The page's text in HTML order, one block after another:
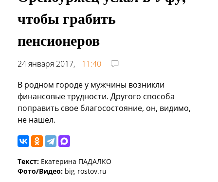
чтобы грабить
пенсионеров
24 января 2017,
11:40
В родном городе у мужчины возникли
финансовые трудности. Другого способа
поправить свое благосостояние, он, видимо,
не нашел.
Текст: Екатерина ПАДАЛКО
Фото/Видео: big-rostov.ru